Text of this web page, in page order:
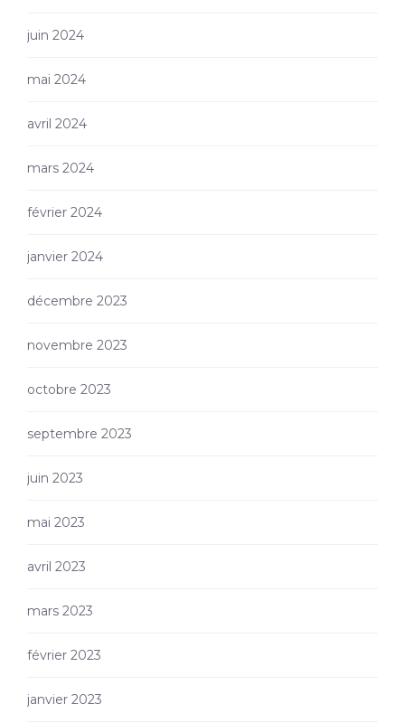
juin 2024
mai 2024
avril 2024
mars 2024
février 2024
janvier 2024
décembre 2023
novembre 2023
octobre 2023
septembre 2023
juin 2023
mai 2023
avril 2023
mars 2023
février 2023
janvier 2023